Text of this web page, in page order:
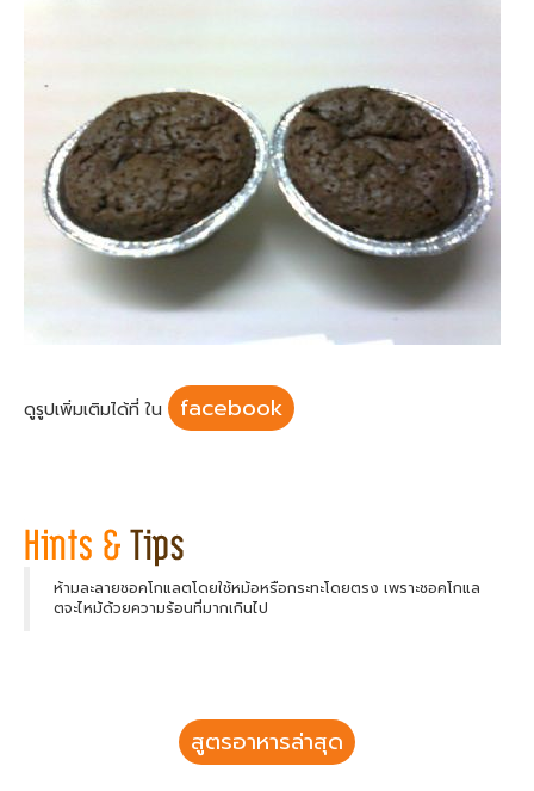
ดูรูปเพิ่มเติมได้ที่ ใน facebook
ห้ามละลายชอคโกแลตโดยใช้หม้อหรือกระทะโดยตรง เพราะชอคโกแล
ตจะไหม้ด้วยความร้อนที่มากเกินไป
สูตรอาหารล่าสุด